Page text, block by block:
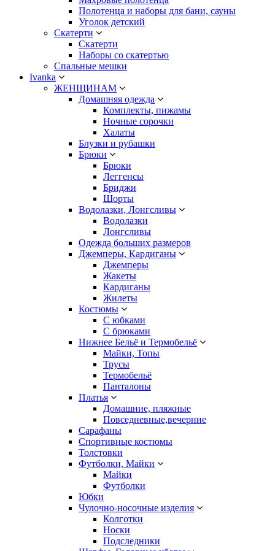
Полотенца и наборы для бани, сауны
Уголок детский
Скатерти
Скатерти
Наборы со скатертью
Спальные мешки
Ivanka
ЖЕНЩИНАМ
Домашняя одежда
Комплекты, пижамы
Ночные сорочки
Халаты
Блузки и рубашки
Брюки
Брюки
Леггенсы
Бриджи
Шорты
Водолазки, Лонгсливы
Водолазки
Лонгсливы
Одежда больших размеров
Джемперы, Кардиганы
Джемперы
Жакеты
Кардиганы
Жилеты
Костюмы
С юбками
С брюками
Нижнее Бельё и Термобельё
Майки, Топы
Трусы
Термобельё
Панталоны
Платья
Домашние, пляжные
Повседневные,вечерние
Сарафаны
Спортивные костюмы
Толстовки
Футболки, Майки
Майки
Футболки
Юбки
Чулочно-носочные изделия
Колготки
Носки
Подследники